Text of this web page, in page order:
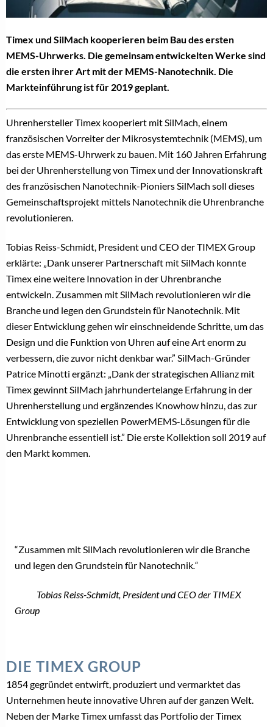
Timex und SilMach kooperieren beim Bau des ersten
MEMS-Uhrwerks. Die gemeinsam entwickelten Werke sind
die ersten ihrer Art mit der MEMS-Nanotechnik. Die
Markteinführung ist für 2019 geplant.
Uhrenhersteller Timex kooperiert mit SilMach, einem
französischen Vorreiter der Mikrosystemtechnik (MEMS), um
das erste MEMS-Uhrwerk zu bauen. Mit 160 Jahren Erfahrung
bei der Uhrenherstellung von Timex und der Innovationskraft
des französischen Nanotechnik-Pioniers SilMach soll dieses
Gemeinschaftsprojekt mittels Nanotechnik die Uhrenbranche
revolutionieren.
Tobias Reiss-Schmidt, President und CEO der TIMEX Group
erklärte: „Dank unserer Partnerschaft mit SilMach konnte
Timex eine weitere Innovation in der Uhrenbranche
entwickeln. Zusammen mit SilMach revolutionieren wir die
Branche und legen den Grundstein für Nanotechnik. Mit
dieser Entwicklung gehen wir einschneidende Schritte, um das
Design und die Funktion von Uhren auf eine Art enorm zu
verbessern, die zuvor nicht denkbar war.” SilMach-Gründer
Patrice Minotti ergänzt: „Dank der strategischen Allianz mit
Timex gewinnt SilMach jahrhundertelange Erfahrung in der
Uhrenherstellung und ergänzendes Knowhow hinzu, das zur
Entwicklung von speziellen PowerMEMS-Lösungen für die
Uhrenbranche essentiell ist.” Die erste Kollektion soll 2019 auf
den Markt kommen.
“Zusammen mit SilMach revolutionieren wir die Branche
und legen den Grundstein für Nanotechnik.“
Tobias Reiss-Schmidt, President und CEO der TIMEX
Group
DIE TIMEX GROUP
1854 gegründet entwirft, produziert und vermarktet das
Unternehmen heute innovative Uhren auf der ganzen Welt.
Neben der Marke Timex umfasst das Portfolio der Timex